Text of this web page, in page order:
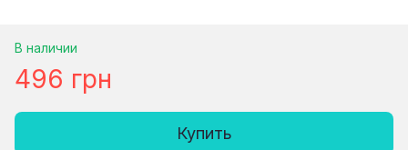
В наличии
496 грн
Купить